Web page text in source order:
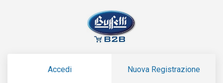
Accedi Nuova Registrazione